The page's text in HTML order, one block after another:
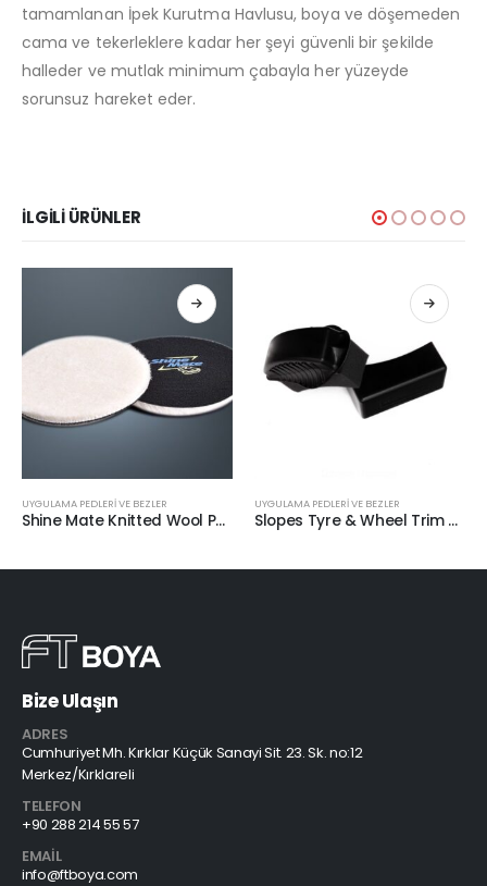
tamamlanan İpek Kurutma Havlusu, boya ve döşemeden
cama ve tekerleklere kadar her şeyi güvenli bir şekilde
halleder ve mutlak minimum çabayla her yüzeyde
sorunsuz hareket eder.
İLGILI ÜRÜNLER
UYGULAMA PEDLERİ VE BEZLER
Shine Mate Knitted Wool Pad Agresif Yün Pasta Keçesi 130mm
UYGULAMA PEDLERİ VE BEZLER
Slopes Tyre & Wheel Trim Applicator Kutulu Lastik Parlatıcı Süngeri
Bize Ulaşın
ADRES
Cumhuriyet Mh. Kırklar Küçük Sanayi Sit. 23. Sk. no:12
Merkez/Kırklareli
TELEFON
+90 288 214 55 57
EMAIL
info@ftboya.com